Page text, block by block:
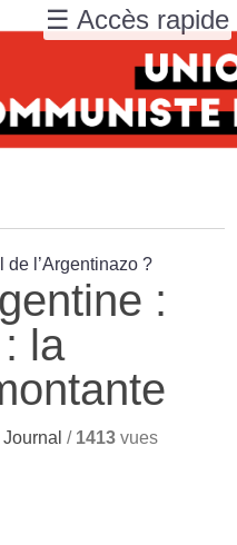
de l’Argentinazo ?
:
la
/ 1413 vues
☰ Accès rapide